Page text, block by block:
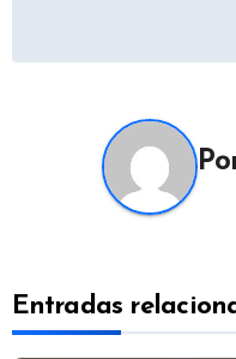
entradas
Entradas